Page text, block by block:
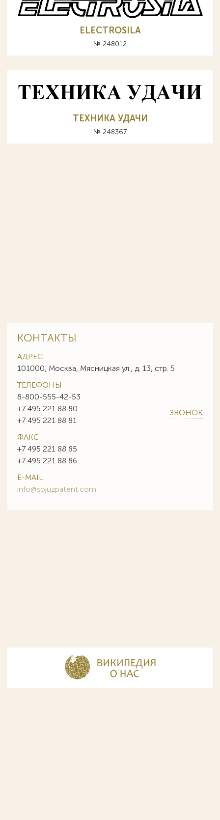
ELECTROSILA
№ 248012
ТЕХНИКА УДАЧИ
№ 248367
КОНТАКТЫ
АДРЕС
101000, Москва, Мясницкая ул., д. 13, стр. 5
ТЕЛЕФОНЫ
8-800-555-42-53
+7 495 221 88 80
+7 495 221 88 81
ЗВОНОК
ФАКС
+7 495 221 88 85
+7 495 221 88 86
E-MAIL
info@sojuzpatent.com